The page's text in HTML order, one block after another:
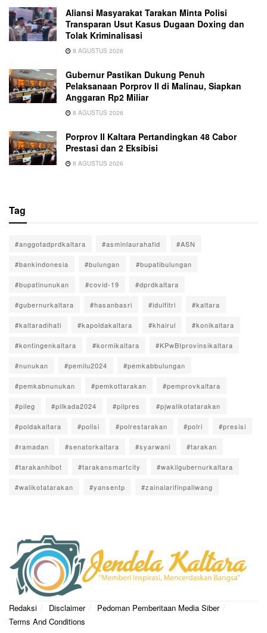
Aliansi Masyarakat Tarakan Minta Polisi
Transparan Usut Kasus Dugaan Doxing dan
Tolak Kriminalisasi
8 AGUSTUS 2026
Gubernur Pastikan Dukung Penuh
Pelaksanaan Porprov II di Malinau, Siapkan
Anggaran Rp2 Miliar
8 AGUSTUS 2026
Porprov II Kaltara Pertandingkan 48 Cabor
Prestasi dan 2 Eksibisi
8 AGUSTUS 2026
Tag
#anggotadprdkaltara #asminlaurahafid #ASN
#bankindonesia #bulungan #bupatibulungan
#bupatinunukan #covid-19 #dprdkaltara
#gubernurkaltara #hasanbasri #idulfitri #kaltara
#kaltaradihati #kapoldakaltara #khairul #konikaltara
#kontingenkaltara #kormikaltara #KPwBIprovinsikaltara
#nunukan #pemilu2024 #pemkabbulungan
#pemkabnunukan #pemkottarakan #pemprovkaltara
#pileg #pilkada2024 #pilpres #pjwalikotatarakan
#poldakaltara #polisi #polrestarakan #polri #presisi
#ramadan #senatorkaltara #syarwani #tarakan
#tarakanhibot #tarakansmartcity #wakilgubernurkaltara
#walikotatarakan #yansentp #zainalarifinpaliwang
Redaksi Disclaimer
Pedoman Pemberitaan Media Siber
Terms And Conditions